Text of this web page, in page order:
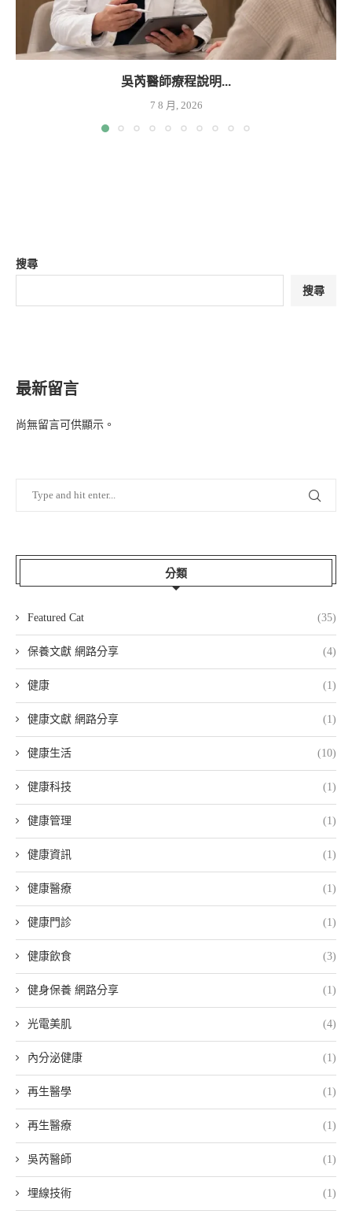
吳芮醫師療程說明...
7 8 月, 2026
搜尋
搜尋
最新留言
尚無留言可供顯示。
分類
Featured Cat (35)
保養文獻 網路分享 (4)
健康 (1)
健康文獻 網路分享 (1)
健康生活 (10)
健康科技 (1)
健康管理 (1)
健康資訊 (1)
健康醫療 (1)
健康門診 (1)
健康飲食 (3)
健身保養 網路分享 (1)
光電美肌 (4)
內分泌健康 (1)
再生醫學 (1)
再生醫療 (1)
吳芮醫師 (1)
埋線技術 (1)